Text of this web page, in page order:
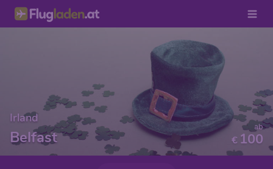
Irland
Belfast € 100
ab